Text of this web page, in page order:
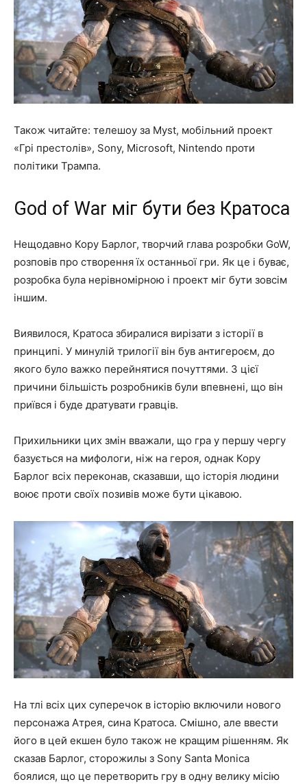
Також читайте: телешоу за Myst, мобільний проект
«Грі престолів», Sony, Microsoft, Nintendo проти
політики Трампа.
God of War міг бути без Кратоса
Нещодавно Кору Барлог, творчий глава розробки GoW,
розповів про створення їх останньої гри. Як це і буває,
розробка була нерівномірною і проект міг бути зовсім
іншим.
Виявилося, Кратоса збиралися вирізати з історії в
принципі. У минулій трилогії він був антигероєм, до
якого було важко перейнятися почуттями. З цієї
причини більшість розробників були впевнені, що він
приївся і буде дратувати гравців.
Прихильники цих змін вважали, що гра у першу чергу
базується на мифологи, ніж на героя, однак Кору
Барлог всіх переконав, сказавши, що історія людини
воює проти своїх позивів може бути цікавою.
На тлі всіх цих суперечок в історію включили нового
персонажа Атрея, сина Кратоса. Смішно, але ввести
його в цей екшен було також не кращим рішенням. Як
сказав Барлог, сторожилы з Sony Santa Monica
боялися, що це перетворить гру в одну велику місію